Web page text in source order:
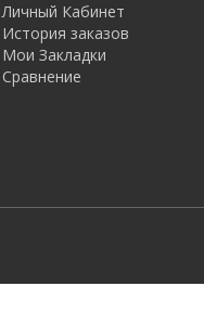
Личный Кабинет
История заказов
Мои Закладки
Сравнение